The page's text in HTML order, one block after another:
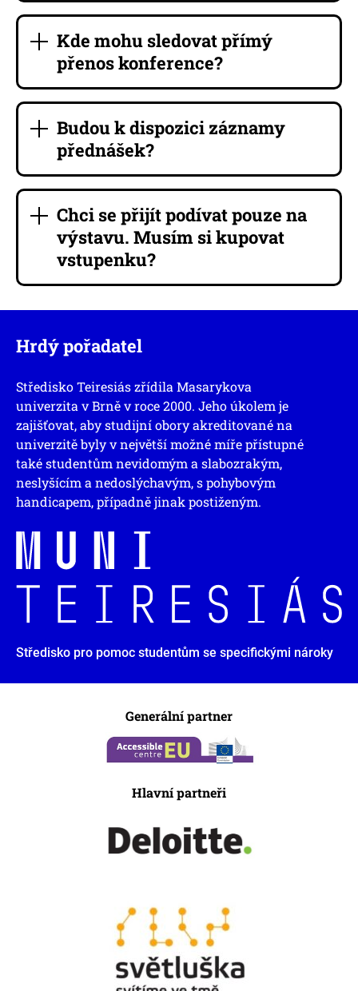
Kde mohu sledovat přímý
přenos konference?
Budou k dispozici záznamy
přednášek?
Chci se přijít podívat pouze na
výstavu. Musím si kupovat
vstupenku?
Hrdý pořadatel
Středisko Teiresiás zřídila Masarykova
univerzita v Brně v roce 2000. Jeho úkolem je
zajišťovat, aby studijní obory akreditované na
univerzitě byly v největší možné míře přístupné
také studentům nevidomým a slabozrakým,
neslyšícím a nedoslýchavým, s pohybovým
handicapem, případně jinak postiženým.
Středisko pro pomoc studentům se specifickými nároky
Generální partner
Hlavní partneři